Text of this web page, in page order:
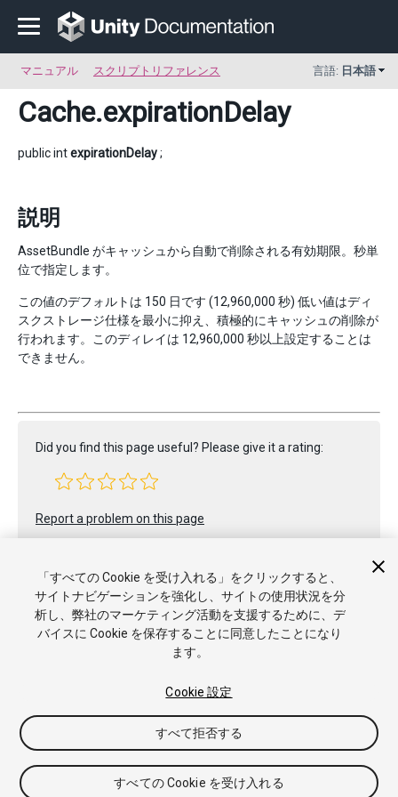
マニュアル スクリプトリファレンス 言語: 日本語
Cache.expirationDelay
public intexpirationDelay;
説明
AssetBundle がキャッシュから自動で削除される有効期限。秒単
位で指定します。
この値のデフォルトは 150 日です (12,960,000 秒) 低い値はディ
スクストレージ仕様を最小に抑え、積極的にキャッシュの削除が
行われます。このディレイは 12,960,000 秒以上設定することは
できません。
Did you find this page useful? Please give it a rating:
Report a problem on this page
Copyright © 2023 Unity Technologies. Publication 2023.1
商標と利用規約 法律関連
「すべての Cookie を受け入れる」をクリックすると、
サイトナビゲーションを強化し、サイトの使用状況を分
析し、弊社のマーケティング活動を支援するために、デ
バイスに Cookie を保存することに同意したことになり
ます。
Cookie 設定
すべて拒否する
すべての Cookie を受け入れる